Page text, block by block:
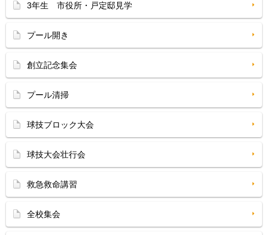
3年生 市役所・戸定邸見学
プール開き
創立記念集会
プール清掃
球技ブロック大会
球技大会壮行会
救急救命講習
全校集会